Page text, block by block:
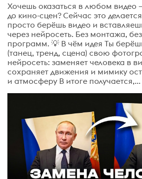
Хочешь оказаться в любом видео
до кино-сцен? Сейчас это
просто берёшь видео и
через нейросеть. Без монтажа,
программ. 💡 В чём идея Ты
(танец, тренд, сцена) свою
нейросеть: заменяет человека в
сохраняет движения и мимику
и атмосферу В итоге получается,...